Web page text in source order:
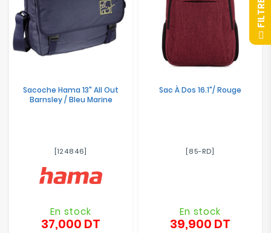
Sacoche Hama 13" All Out
Barnsley / Bleu Marine
[124846]
En stock
37,000 DT
Sac À Dos 16.1"/ Rouge
[85-RD]
En stock
39,900 DT
R